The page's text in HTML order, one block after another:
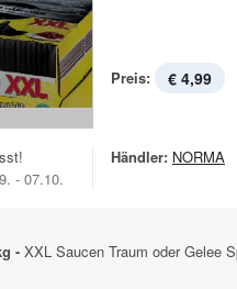
Preis: € 4,99
- 07.10.
Händler: NORMA
- XXL Saucen Traum oder Gelee